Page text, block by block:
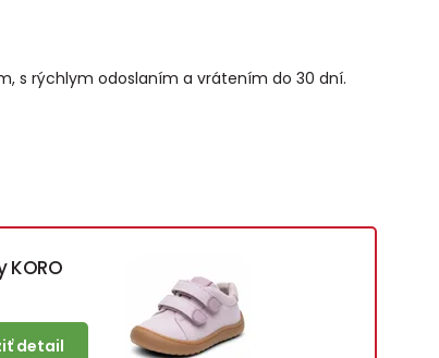
s rýchlym odoslaním a vrátením do 30 dní.
detail